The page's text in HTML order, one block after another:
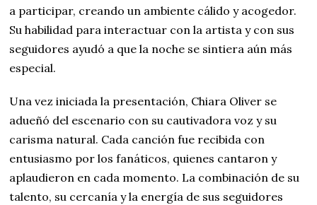
a participar, creando un ambiente cálido y acogedor.
Su habilidad para interactuar con la artista y con sus
seguidores ayudó a que la noche se sintiera aún más
especial.
Una vez iniciada la presentación, Chiara Oliver se
adueñó del escenario con su cautivadora voz y su
carisma natural. Cada canción fue recibida con
entusiasmo por los fanáticos, quienes cantaron y
aplaudieron en cada momento. La combinación de su
talento, su cercanía y la energía de sus seguidores